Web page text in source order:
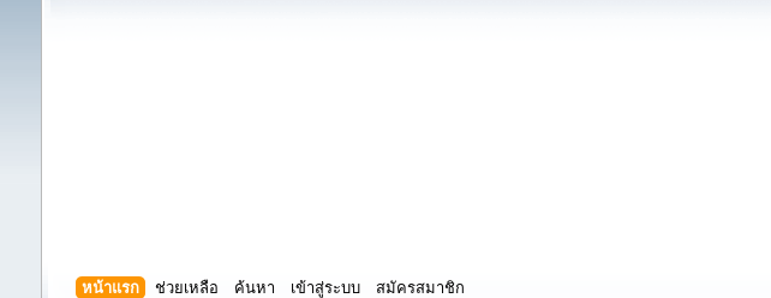
หน้าแรก ช่วยเหลือ ค้นหา เข้าสู่ระบบ สมัครสมาชิก